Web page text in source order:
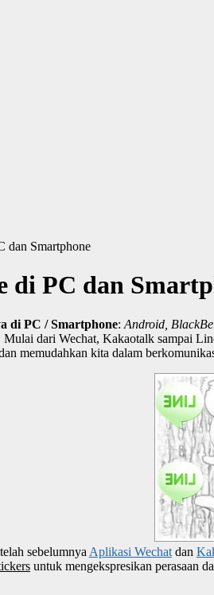
dan Smartphone
PC dan
di PC / Smartphone: Android,
dari Wechat, Kakaotalk sampai
memudahkan kita dalam
sebelumnya Aplikasi Wechatdan
untuk mengekspresikan perasaan